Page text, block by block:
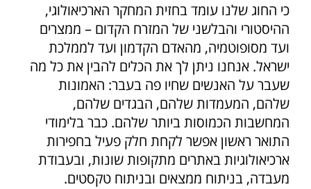
כי החוג שלנו עומד בחזית המחקר הארכיאולוגי,
ההיסטורי והבלשני של המזרח הקדום – ממצרים
ועד מסופוטמיה, מהאדם הקדמון ועד לממלכת
ישראל. אנחנו ניתן לך את הכלים להבין את כל מה
שעבר על האנשים שחיו פה בעבר: האמונות
שלהם, המעמדות שלהם, הבגדים שלהם,
המחשבות הכמוסות ביותר שלהם. כבר בלימודי
התואר ראשון אפשר לקחת חלק פעיל בחפירות
ארכיאולוגיות באתרים מתקופות שונות, ובעבודת
מעבדה, בניתוח ממצאים ובניתוח טקסטים.